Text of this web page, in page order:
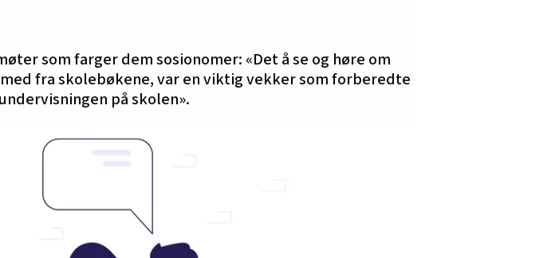
som farger dem sosionomer: «Det å se og høre om
fra skolebøkene, var en viktig vekker som forberedte
på skolen».